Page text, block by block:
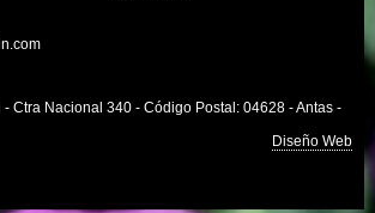
Ctra Nacional 340 - Código Postal: 04628 - Antas -
Diseño Web